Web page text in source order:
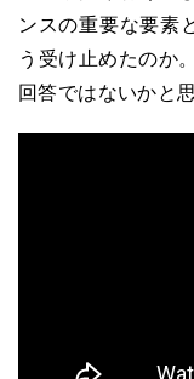
ンスの重要な要素
う受け止めたのか
回答ではないかと